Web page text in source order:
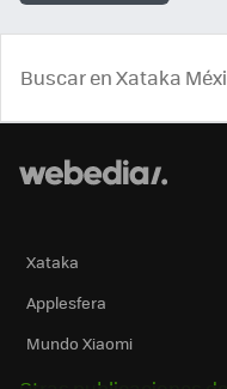
Xataka
Applesfera
Mundo Xiaomi